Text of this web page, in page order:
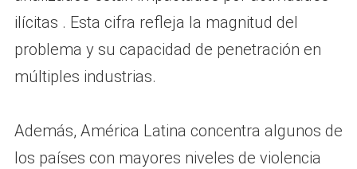
ilícitas . Esta cifra refleja la magnitud del
problema y su capacidad de penetración en
múltiples industrias.
Además, América Latina concentra algunos de
los países con mayores niveles de violencia